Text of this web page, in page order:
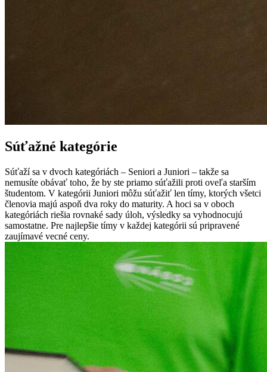
Súťažné kategórie
Súťaží sa v dvoch kategóriách – Seniori a Juniori – takže sa
nemusíte obávať toho, že by ste priamo súťažili proti oveľa starším
študentom. V kategórii Juniori môžu súťažiť len tímy, ktorých všetci
členovia majú aspoň dva roky do maturity. A hoci sa v oboch
kategóriách riešia rovnaké sady úloh, výsledky sa vyhodnocujú
samostatne. Pre najlepšie tímy v každej kategórii sú pripravené
zaujímavé vecné ceny.